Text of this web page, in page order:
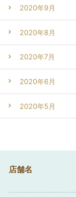
2020年9月
2020年8月
2020年7月
2020年6月
2020年5月
店舗名